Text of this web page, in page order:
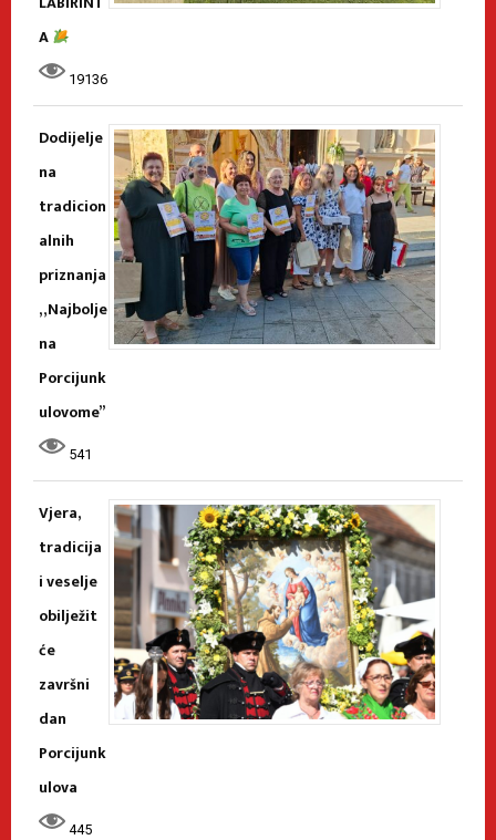
A
19136
Dodijelje
na
tradicion
alnih
priznanja
„Najbolje
na
Porcijunk
ulovome”
541
Vjera,
tradicija
i veselje
obilježit
će
završni
dan
Porcijunk
ulova
445